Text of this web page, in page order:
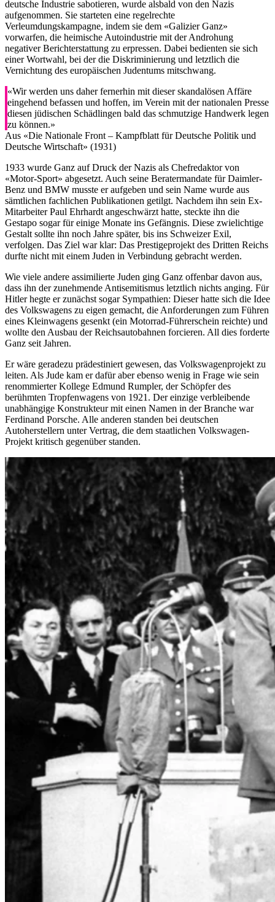
deutsche Industrie sabotieren, wurde alsbald von den Nazis
aufgenommen. Sie starteten eine regelrechte
Verleumdungskampagne, indem sie dem «Galizier Ganz»
vorwarfen, die heimische Autoindustrie mit der Androhung
negativer Berichterstattung zu erpressen. Dabei bedienten sie sich
einer Wortwahl, bei der die Diskriminierung und letztlich die
Vernichtung des europäischen Judentums mitschwang.
«Wir werden uns daher fernerhin mit dieser skandalösen Affäre
eingehend befassen und hoffen, im Verein mit der nationalen Presse
diesen jüdischen Schädlingen bald das schmutzige Handwerk legen
zu können.»
Aus «Die Nationale Front – Kampfblatt für Deutsche Politik und
Deutsche Wirtschaft» (1931)
1933 wurde Ganz auf Druck der Nazis als Chefredaktor von
«Motor-Sport» abgesetzt. Auch seine Beratermandate für Daimler-
Benz und BMW musste er aufgeben und sein Name wurde aus
sämtlichen fachlichen Publikationen getilgt. Nachdem ihn sein Ex-
Mitarbeiter Paul Ehrhardt angeschwärzt hatte, steckte ihn die
Gestapo sogar für einige Monate ins Gefängnis. Diese zwielichtige
Gestalt sollte ihn noch Jahre später, bis ins Schweizer Exil,
verfolgen. Das Ziel war klar: Das Prestigeprojekt des Dritten Reichs
durfte nicht mit einem Juden in Verbindung gebracht werden.
Wie viele andere assimilierte Juden ging Ganz offenbar davon aus,
dass ihn der zunehmende Antisemitismus letztlich nichts anging. Für
Hitler hegte er zunächst sogar Sympathien: Dieser hatte sich die Idee
des Volkswagens zu eigen gemacht, die Anforderungen zum Führen
eines Kleinwagens gesenkt (ein Motorrad-Führerschein reichte) und
wollte den Ausbau der Reichsautobahnen forcieren. All dies forderte
Ganz seit Jahren.
Er wäre geradezu prädestiniert gewesen, das Volkswagenprojekt zu
leiten. Als Jude kam er dafür aber ebenso wenig in Frage wie sein
renommierter Kollege Edmund Rumpler, der Schöpfer des
berühmten Tropfenwagens von 1921. Der einzige verbleibende
unabhängige Konstrukteur mit einen Namen in der Branche war
Ferdinand Porsche. Alle anderen standen bei deutschen
Autoherstellern unter Vertrag, die dem staatlichen Volkswagen-
Projekt kritisch gegenüber standen.